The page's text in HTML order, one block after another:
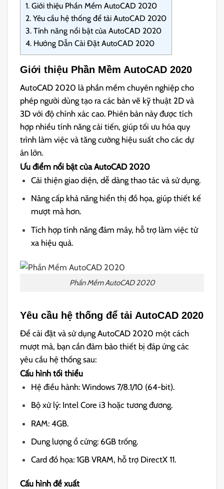
1. Giới thiệu Phần Mềm AutoCAD 2020
2. Yêu cầu hệ thống để tải AutoCAD 2020
3. Tính năng nổi bật của AutoCAD 2020
4. Hướng Dẫn Cài Đặt AutoCAD 2020
Giới thiệu Phần Mềm AutoCAD 2020
AutoCAD 2020 là phần mềm chuyên nghiệp cho
phép người dùng tạo ra các bản vẽ kỹ thuật 2D và
3D với độ chính xác cao. Phiên bản này được tích
hợp nhiều tính năng cải tiến, giúp tối ưu hóa quy
trình làm việc và tăng cường hiệu suất cho các dự
án lớn.
Ưu điểm nổi bật của AutoCAD 2020
Cải thiện giao diện, dễ dàng thao tác và sử dụng.
Nâng cấp khả năng hiển thị đồ họa, giúp thiết kế
mượt mà hơn.
Tích hợp tính năng đám mây, hỗ trợ làm việc từ
xa hiệu quả.
Phần Mềm AutoCAD 2020
Yêu cầu hệ thống để tải AutoCAD 2020
Để cài đặt và sử dụng AutoCAD 2020 một cách
mượt mà, bạn cần đảm bảo thiết bị đáp ứng các
yêu cầu hệ thống sau:
Cấu hình tối thiểu
Hệ điều hành: Windows 7/8.1/10 (64-bit).
Bộ xử lý: Intel Core i3 hoặc tương đương.
RAM: 4GB.
Dung lượng ổ cứng: 6GB trống.
Card đồ họa: 1GB VRAM, hỗ trợ DirectX 11.
Cấu hình đề xuất